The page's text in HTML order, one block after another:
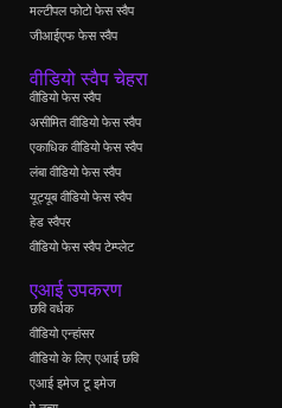
मल्टीपल फोटो फेस स्वैप
जीआईएफ फेस स्वैप
वीडियो स्वैप चेहरा
वीडियो फेस स्वैप
असीमित वीडियो फेस स्वैप
एकाधिक वीडियो फेस स्वैप
लंबा वीडियो फेस स्वैप
यूट्यूब वीडियो फेस स्वैप
हेड स्वैपर
वीडियो फेस स्वैप टेम्प्लेट
एआई उपकरण
छवि वर्धक
वीडियो एन्हांसर
वीडियो के लिए एआई छवि
एआई इमेज टू इमेज